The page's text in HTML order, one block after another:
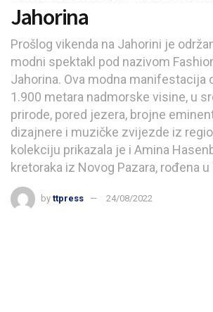
Jahorina
Prošlog vikenda na Jahorini je
modni spektakl pod nazivom
Jahorina. Ova modna manifestacija
1.900 metara nadmorske visine, u
prirode, pored jezera, brojne
dizajnere i muzičke zvijezde iz
kolekciju prikazala je i Amina
kretoraka iz Novog Pazara, rođena u
by ttpress 24/08/2022